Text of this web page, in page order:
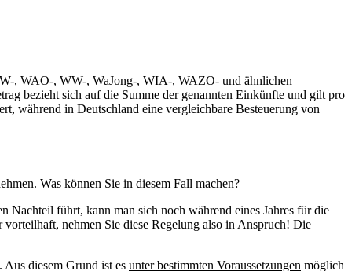
, WAO-, WW-, WaJong-, WIA-, WAZO- und ähnlichen
bezieht sich auf die Summe der genannten Einkünfte und gilt pro
während in Deutschland eine vergleichbare Besteuerung von
Was können Sie in diesem Fall machen?
Nachteil führt, kann man sich noch während eines Jahres für die
nehmen Sie diese Regelung also in Anspruch! Die
Aus diesem Grund ist es unter bestimmten Voraussetzungen möglich